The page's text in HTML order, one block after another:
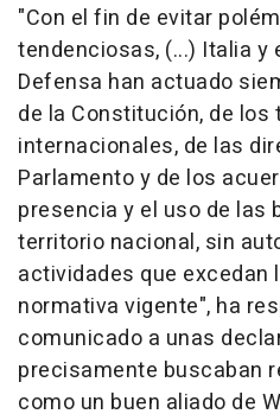
"Con el fin de evitar
tendenciosas, (...) Italia y
Defensa han actuado
de la Constitución, de los
internacionales, de las
Parlamento y de los
presencia y el uso de las
territorio nacional, sin
actividades que excedan
normativa vigente", ha
comunicado a unas
precisamente buscaban
como un buen aliado de